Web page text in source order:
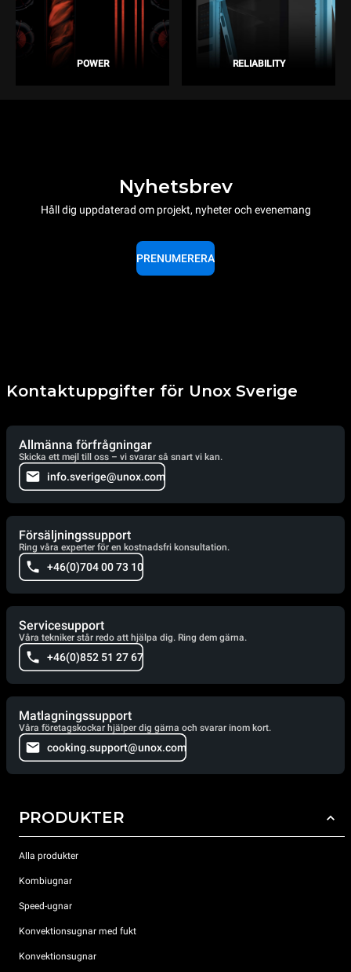
POWER RELIABILITY
Nyhetsbrev
Håll dig uppdaterad om projekt, nyheter och evenemang
PRENUMERERA
Kontaktuppgifter för Unox Sverige
Allmänna förfrågningar
Skicka ett mejl till oss – vi svarar så snart vi kan.
info.sverige@unox.com
Försäljningssupport
Ring våra experter för en kostnadsfri konsultation.
+46(0)704 00 73 10
Servicesupport
Våra tekniker står redo att hjälpa dig. Ring dem gärna.
+46(0)852 51 27 67
Matlagningssupport
Våra företagskockar hjälper dig gärna och svarar inom kort.
cooking.support@unox.com
PRODUKTER
Alla produkter
Kombiugnar
Speed-ugnar
Konvektionsugnar med fukt
Konvektionsugnar